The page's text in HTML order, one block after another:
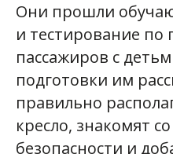
Они прошли
и тестирование по
пассажиров с
подготовки им
правильно
кресло, знакомят
безопасности и
подходящее
Родитель
правильно
и пристегнуть
И водитель, и